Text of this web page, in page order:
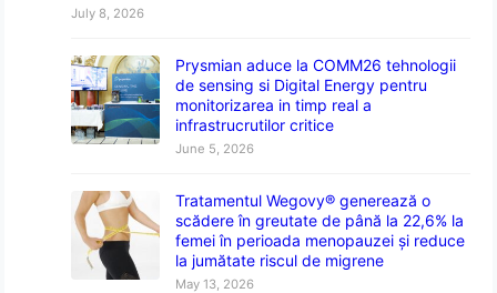
July 8, 2026
Prysmian aduce la COMM26 tehnologii
de sensing si Digital Energy pentru
monitorizarea in timp real a
infrastrucrutilor critice
June 5, 2026
Tratamentul Wegovy® generează o
scădere în greutate de până la 22,6% la
femei în perioada menopauzei și reduce
la jumătate riscul de migrene
May 13, 2026